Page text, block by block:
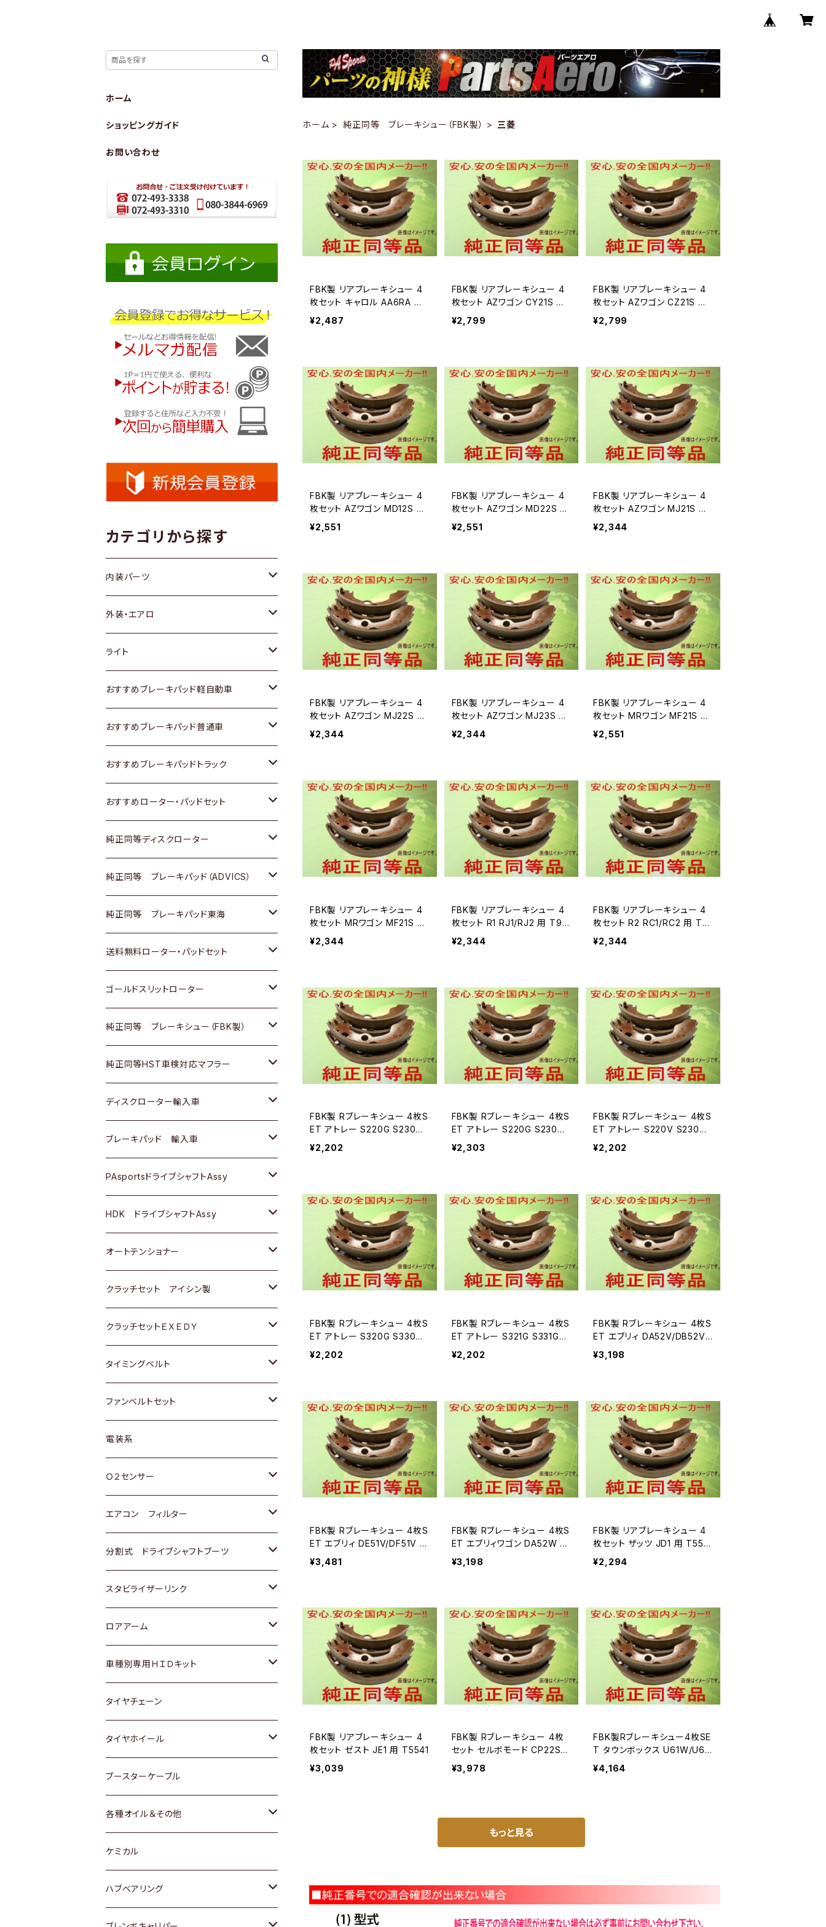
ホーム 純正同等 ブレーキシュー（FBK製） 三菱
FBK製 リアブレーキシュー 4
枚セット キャロル AA6RA 用
T033
¥2,487
FBK製 リアブレーキシュー 4
枚セット AZワゴン CY21S 用
T9944
¥2,799
FBK製 リアブレーキシュー 4
枚セット AZワゴン CZ21S 用
T9944
¥2,799
FBK製 リアブレーキシュー 4
枚セット AZワゴン MD12S 用
T9959
¥2,551
FBK製 リアブレーキシュー 4
枚セット AZワゴン MD22S 用
T9959
¥2,551
FBK製 リアブレーキシュー 4
枚セット AZワゴン MJ21S 用
T9967
¥2,344
FBK製 リアブレーキシュー 4
枚セット AZワゴン MJ22S 用
T9967
¥2,344
FBK製 リアブレーキシュー 4
枚セット AZワゴン MJ23S 用
T9967
¥2,344
FBK製 リアブレーキシュー 4
枚セット MRワゴン MF21S 用
T9959
¥2,551
FBK製 リアブレーキシュー 4
枚セット MRワゴン MF21S 用
T9967
¥2,344
FBK製 リアブレーキシュー 4
枚セット R1 RJ1/RJ2 用 T99
67
¥2,344
FBK製 リアブレーキシュー 4
枚セット R2 RC1/RC2 用 T9
967
¥2,344
FBK製 Rブレーキシュー 4枚S
ET アトレー S220G S230G
用 T0038
¥2,202
FBK製 Rブレーキシュー 4枚S
ET アトレー S220G S230G
用 T031
¥2,303
FBK製 Rブレーキシュー 4枚S
ET アトレー S220V S230V
用 T0038
¥2,202
FBK製 Rブレーキシュー 4枚S
ET アトレー S320G S330G
用 T0038
¥2,202
FBK製 Rブレーキシュー 4枚S
ET アトレー S321G S331G
用 T0038
¥2,202
FBK製 Rブレーキシュー 4枚S
ET エブリィ DA52V/DB52V
用 T9962
¥3,198
FBK製 Rブレーキシュー 4枚S
ET エブリィ DE51V/DF51V 用
T9952
¥3,481
FBK製 Rブレーキシュー 4枚S
ET エブリィワゴン DA52W 用
T9962
¥3,198
FBK製 リアブレーキシュー 4
枚セット ザッツ JD1 用 T552
9
¥2,294
FBK製 リアブレーキシュー 4
枚セット ゼスト JE1 用 T5541
¥3,039
FBK製 Rブレーキシュー 4枚
セット セルボモード CP22S
用 T928
¥3,978
FBK製Rブレーキシュー4枚SE
T タウンボックス U61W/U62
W 用 T6729
¥4,164
もっと見る
ホーム
ショッピングガイド
お問い合わせ
カテゴリから探す
内装パーツ
トヨタ
ホンダ
スズキ
日産
いすゞ
ダイハツ
マツダ
三菱
スバル
日野
三菱ふそう
ＢＭＷ
外装・エアロ
トヨタ
ホンダ
スズキ
日産
いすゞ
ダイハツ
マツダ
三菱
日野
三菱ふそう
ライト
トヨタ
スズキ
日産
いすゞ
ダイハツ
三菱
日野
三菱ふそう
その他
おすすめブレーキパッド軽自動車
トヨタ
ホンダ
スズキ
日産
ダイハツ
マツダ
三菱
スバル
おすすめブレーキパッド普通車
トヨタ
ホンダ
スズキ
日産
いすゞ
ダイハツ
マツダ
三菱
スバル
おすすめブレーキパッドトラック
トヨタ
日産
いすゞ
ダイハツ
マツダ
三菱
おすすめローター・パッドセット
トヨタ
ホンダ
スズキ
日産
ダイハツ
マツダ
三菱
スバル
純正同等ディスクローター
トヨタ
ホンダ
スズキ
日産
いすゞ
ダイハツ
マツダ
三菱
スバル
ＢＥＮＺ
純正同等 ブレーキパッド（ADVICS）
トヨタ
ホンダ
スズキ
日産
ダイハツ
マツダ
三菱
スバル
純正同等 ブレーキパッド東海
トヨタ
ホンダ
日産
いすゞ
ダイハツ
マツダ
三菱
スバル
送料無料ローター・パッドセット
トヨタ
ホンダ
スズキ
日産
ダイハツ
マツダ
三菱
スバル
ゴールドスリットローター
トヨタ
ホンダ
スズキ
日産
ダイハツ
マツダ
三菱
スバル
純正同等 ブレーキシュー（FBK製）
ホンダ
スズキ
日産
ダイハツ
マツダ
三菱
スバル
純正同等HST車検対応マフラー
トヨタ
ホンダ
スズキ
日産
いすゞ
ダイハツ
マツダ
三菱
スバル
日野
ディスクローター輸入車
ＡＵＤＩ
ＢＥＮＺ
ＢＭＷ
GOLF
ＷＡＧＥＮ
アストロ（シボレー）
クライスラー
ブレーキパッド 輸入車
ＢＥＮＺ
ＢＭＷ
ＷＡＧＥＮ
ＶＯＬＶＯ
PAsportsドライブシャフトAssy
トヨタ
ホンダ
スズキ
日産
ダイハツ
マツダ
三菱
スバル
HDK ドライブシャフトAssy
スズキ
ダイハツ
日産
ホンダ
マツダ
オートテンショナー
トヨタ
クラッチセット アイシン製
ホンダ
スズキ
ダイハツ
マツダ
三菱
スバル
クラッチセットＥＸＥＤＹ
ホンダ
スズキ
日産
ダイハツ
マツダ
三菱
スバル
タイミングベルト
トヨタ
スズキ
ダイハツ
三菱
スバル
ファンベルトセット
トヨタ
ホンダ
スズキ
日産
いすゞ
ダイハツ
マツダ
三菱
スバル
レクサス
電装系
Ｏ２センサー
トヨタ
ホンダ
スズキ
日産
ダイハツ
マツダ
三菱
スバル
エアコン フィルター
トヨタ
ホンダ
スズキ
日産
いすゞ
ダイハツ
マツダ
三菱
スバル
分割式 ドライブシャフトブーツ
トヨタ
ホンダ
スズキ
日産
ダイハツ
スバル
スタビライザーリンク
トヨタ
ホンダ
スズキ
日産
ダイハツ
マツダ
ロアアーム
ホンダ
スズキ
日産
ダイハツ
マツダ
スバル
車種別専用ＨＩＤキット
トヨタ
マツダ
タイヤチェーン
タイヤホイール
トヨタ
ホンダ
スズキ
日産
ブースターケーブル
各種オイル＆その他
ディーデル洗浄添加剤
ケミカル
ハブベアリング